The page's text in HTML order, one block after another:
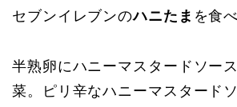
セブンイレブンのハニたま を食
半熟卵にハニーマスタードソー
菜。ピリ辛なハニーマスタード